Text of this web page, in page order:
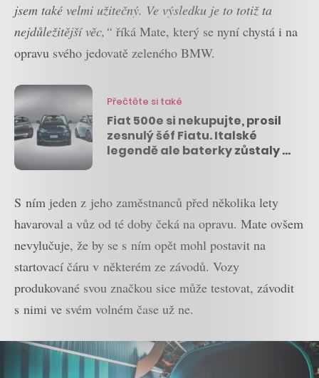
jsem také velmi užitečný. Ve výsledku je to totiž ta
nejdůležitější věc,“ říká Mate, který se nyní chystá i na
opravu svého jedovatě zeleného BMW.
Přečtěte si také
Fiat 500e si nekupujte, prosil
zesnulý šéf Fiatu. Italské
legendě ale baterky zůstaly a
S ním jeden z jeho zaměstnanců před několika lety
havaroval a vůz od té doby čeká na opravu. Mate ovšem
nevylučuje, že by se s ním opět mohl postavit na
startovací čáru v některém ze závodů. Vozy
produkované svou značkou sice může testovat, závodit
s nimi ve svém volném čase už ne.